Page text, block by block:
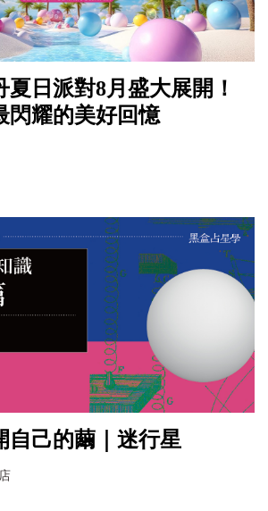
夏日派對8月盛大展開！
閃耀的美好回憶
自己的繭｜迷行星